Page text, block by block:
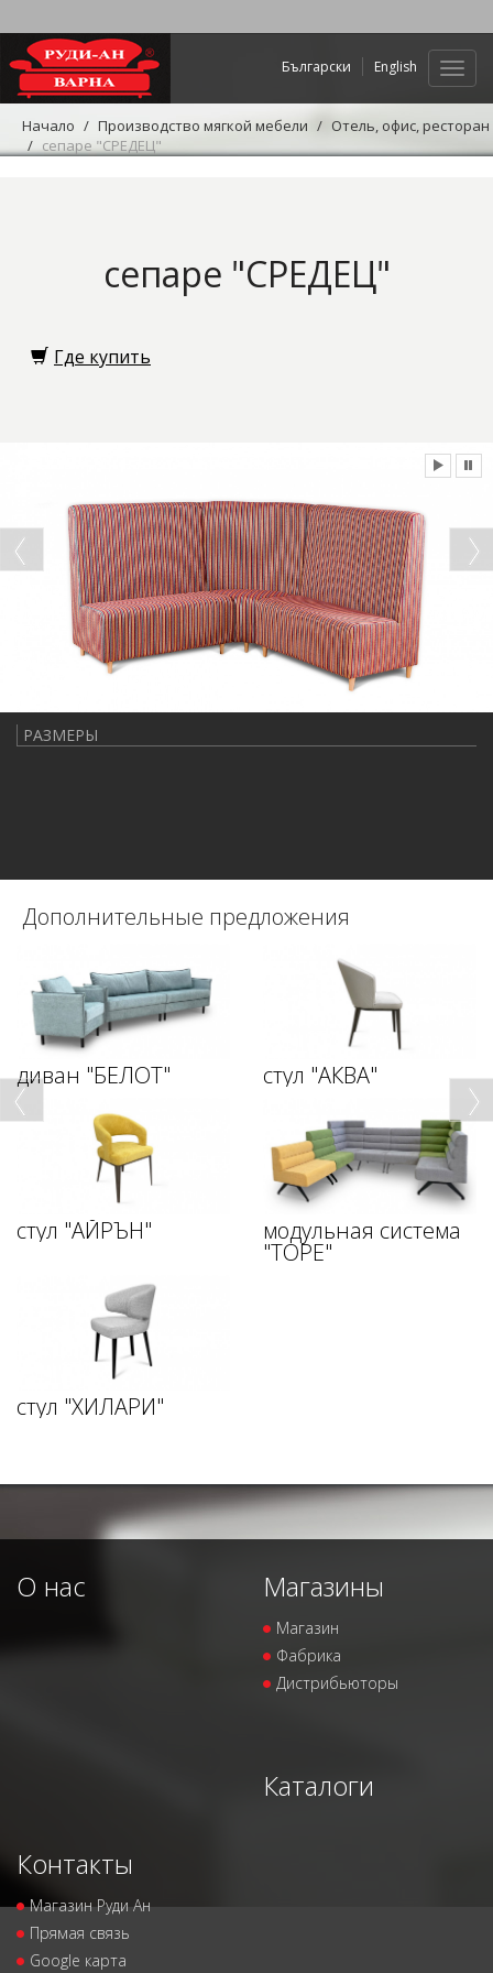
Български English
Начало Производство мягкой мебели
Отель, офис, ресторан
сепаре "СРЕДЕЦ"
сепаре "СРЕДЕЦ"
Где купить
РАЗМЕРЫ
Дополнительные предложения
диван "БЕЛОТ" стул "АКВА"
стул "АЙРЪН" модульная система
"ТОРЕ"
стул "ХИЛАРИ"
О нас Магазины
Магазин
Фабрика
Дистрибьюторы
Каталоги
Контакты
Магазин Руди Ан
Прямая связь
Google карта